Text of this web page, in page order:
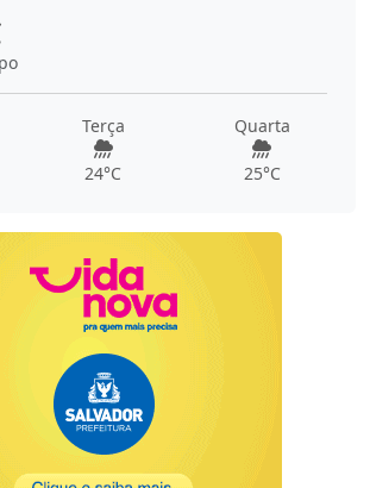
Terça
24°C
Quarta
25°C